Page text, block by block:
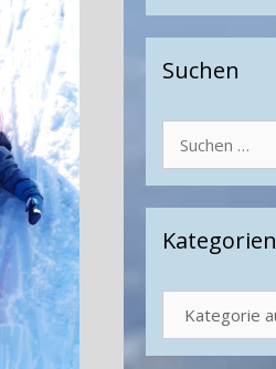
Suchen
nach:
Kategorien